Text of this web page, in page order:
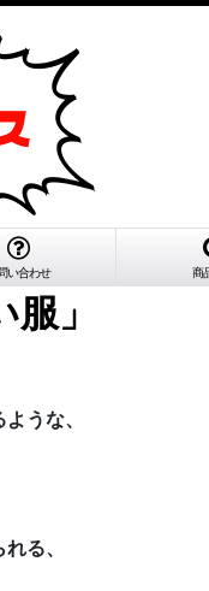
」
うな、
る、
い合わせ 商